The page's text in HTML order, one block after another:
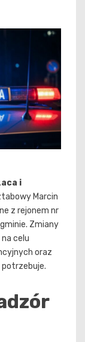
i
Marcin
z rejonem nr
Zmiany
celu
oraz